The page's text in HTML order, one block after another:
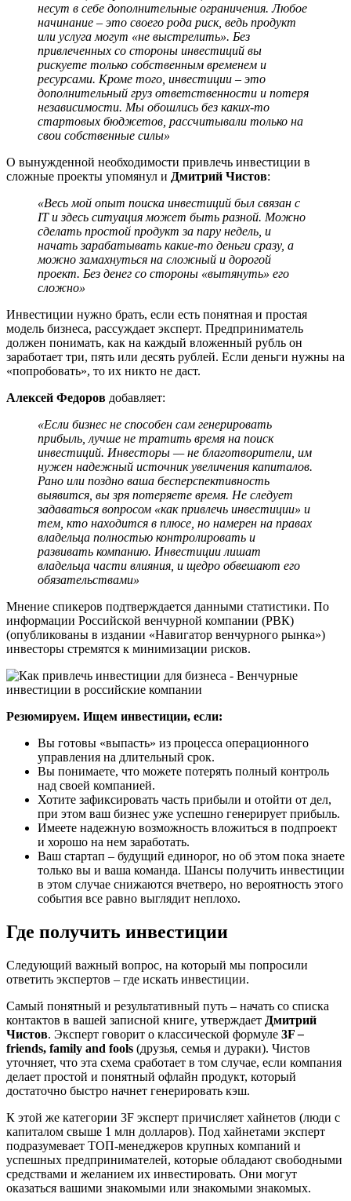
несут в себе дополнительные ограничения. Любое
начинание – это своего рода риск, ведь продукт
или услуга могут «не выстрелить». Без
привлеченных со стороны инвестиций вы
рискуете только собственным временем и
ресурсами. Кроме того, инвестиции – это
дополнительный груз ответственности и потеря
независимости. Мы обошлись без каких-то
стартовых бюджетов, рассчитывали только на
свои собственные силы»
О вынужденной необходимости привлечь инвестиции в
сложные проекты упомянул и Дмитрий Чистов:
«Весь мой опыт поиска инвестиций был связан с
IT и здесь ситуация может быть разной. Можно
сделать простой продукт за пару недель, и
начать зарабатывать какие-то деньги сразу, а
можно замахнуться на сложный и дорогой
проект. Без денег со стороны «вытянуть» его
сложно»
Инвестиции нужно брать, если есть понятная и простая
модель бизнеса, рассуждает эксперт. Предприниматель
должен понимать, как на каждый вложенный рубль он
заработает три, пять или десять рублей. Если деньги нужны на
«попробовать», то их никто не даст.
Алексей Федоров добавляет:
«Если бизнес не способен сам генерировать
прибыль, лучше не тратить время на поиск
инвестиций. Инвесторы — не благотворители, им
нужен надежный источник увеличения капиталов.
Рано или поздно ваша бесперспективность
выявится, вы зря потеряете время. Не следует
задаваться вопросом «как привлечь инвестиции» и
тем, кто находится в плюсе, но намерен на правах
владельца полностью контролировать и
развивать компанию. Инвестиции лишат
владельца части влияния, и щедро обвешают его
обязательствами»
Мнение спикеров подтверждается данными статистики. По
информации Российской венчурной компании (РВК)
(опубликованы в издании «Навигатор венчурного рынка»)
инвесторы стремятся к минимизации рисков.
Резюмируем. Ищем инвестиции, если:
Вы готовы «выпасть» из процесса операционного
управления на длительный срок.
Вы понимаете, что можете потерять полный контроль
над своей компанией.
Хотите зафиксировать часть прибыли и отойти от дел,
при этом ваш бизнес уже успешно генерирует прибыль.
Имеете надежную возможность вложиться в подпроект
и хорошо на нем заработать.
Ваш стартап – будущий единорог, но об этом пока знаете
только вы и ваша команда. Шансы получить инвестиции
в этом случае снижаются вчетверо, но вероятность этого
события все равно выглядит неплохо.
Где получить инвестиции
Следующий важный вопрос, на который мы попросили
ответить экспертов – где искать инвестиции.
Самый понятный и результативный путь – начать со списка
контактов в вашей записной книге, утверждает Дмитрий
Чистов. Эксперт говорит о классической формуле 3F–
friends, family and fools (друзья, семья и дураки). Чистов
уточняет, что эта схема сработает в том случае, если компания
делает простой и понятный офлайн продукт, который
достаточно быстро начнет генерировать кэш.
К этой же категории 3F эксперт причисляет хайнетов (люди с
капиталом свыше 1 млн долларов). Под хайнетами эксперт
подразумевает ТОП-менеджеров крупных компаний и
успешных предпринимателей, которые обладают свободными
средствами и желанием их инвестировать. Они могут
оказаться вашими знакомыми или знакомыми знакомых.